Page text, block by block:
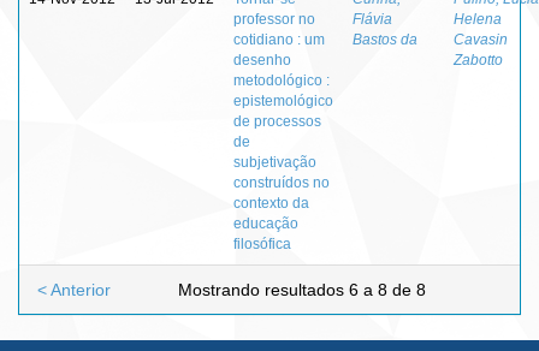
professor no
cotidiano : um
desenho
metodológico :
epistemológico
de processos
de
subjetivação
construídos no
contexto da
educação
filosófica
Flávia
Bastos da
Helena
Cavasin
Zabotto
Mostrando resultados 6 a 8 de 8
< Anterior